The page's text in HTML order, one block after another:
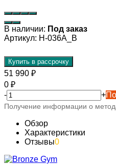
В наличии: Под заказ
Артикул: H-036A_B
Купить в рассрочку
51 990 ₽
0 ₽
-
+
Получение информации о
Обзор
Характеристики
Отзывы0